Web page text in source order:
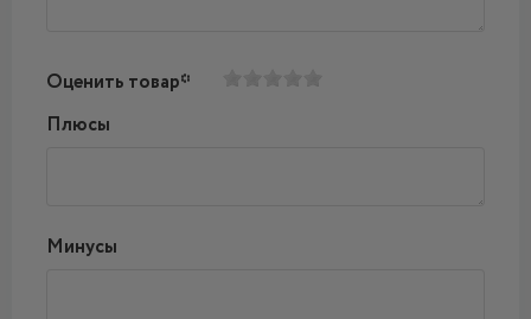
Оценить товар*
Плюсы
Минусы